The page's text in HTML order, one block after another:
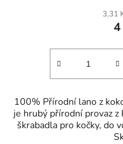
3,31
4
100% Přírodní lano z
je hrubý přírodní provaz
škrabadla pro kočky, do